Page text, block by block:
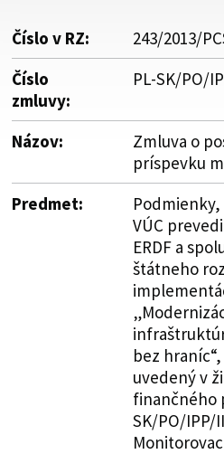
Číslo v RZ:
243/2013/
Číslo
zmluvy:
PL-SK/PO/
Názov:
Zmluva o
príspevku
Predmet:
VÚC
ERDF a
štátneho
bez
uvedený v
finančného
SK/PO/IPP/